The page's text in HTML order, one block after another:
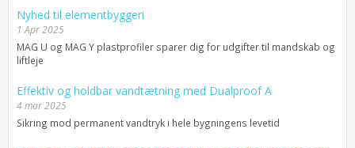
Nyhed til elementbyggeri
1 Apr 2025
MAG U og MAG Y plastprofiler sparer dig for udgifter til mandskab og
liftleje
Effektiv og holdbar vandtætning med Dualproof A
4 mar 2025
Sikring mod permanent vandtryk i hele bygningens levetid